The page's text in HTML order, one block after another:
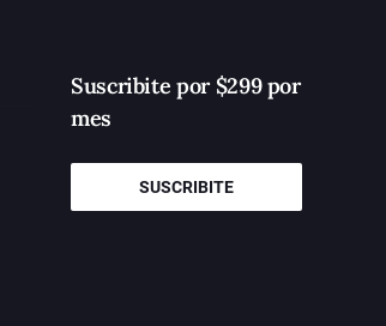
Suscribite por $299 por
mes
SUSCRIBITE